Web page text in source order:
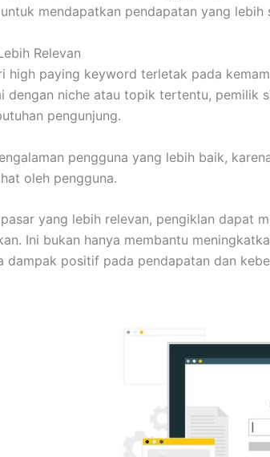
mendapatkan pendapatan yang lebih
Relevan
high paying keyword terletak pada
dengan niche atau topik tertentu, pemilik
pengunjung.
pengguna yang lebih baik,
oleh pengguna.
yang lebih relevan, pengiklan dapat
Ini bukan hanya membantu
dampak positif pada pendapatan dan